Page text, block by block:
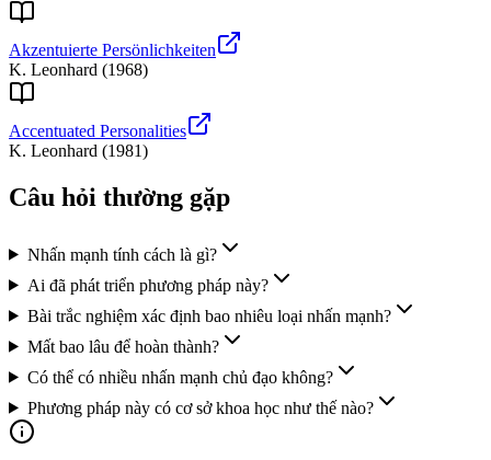
Akzentuierte Persönlichkeiten
K. Leonhard (1968)
Accentuated Personalities
K. Leonhard (1981)
Câu hỏi thường gặp
Nhấn mạnh tính cách là gì?
Ai đã phát triển phương pháp này?
Bài trắc nghiệm xác định bao nhiêu loại nhấn mạnh?
Mất bao lâu để hoàn thành?
Có thể có nhiều nhấn mạnh chủ đạo không?
Phương pháp này có cơ sở khoa học như thế nào?